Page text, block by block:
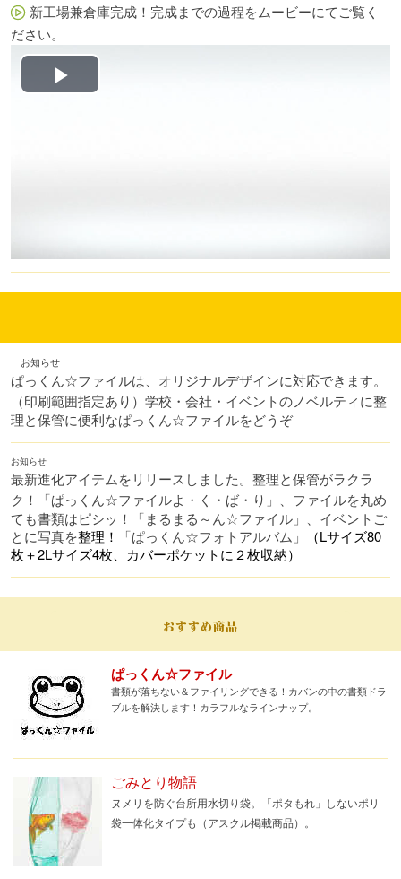
新工場兼倉庫完成！完成までの過程をムービーにてご覧く
ださい。
Play
お知らせ
ぱっくん☆ファイルは、オリジナルデザインに対応できます。
（印刷範囲指定あり） 学校・会社・イベントのノベルティに整
理と保管に便利なぱっくん☆ファイルをどうぞ
お知らせ
最新進化アイテムをリリースしました。整理と保管がラクラ
ク！
「ぱっくん☆ファイルよ・く・ば・り」、ファイルを丸め
ても書類はピシッ！
「まるまる～ん☆ファイル」、イベントご
とに写真を整理！ 「ぱっくん☆フォトアルバム」 （Lサイズ80
枚＋2Lサイズ4枚、カバーポケットに２枚収納）
ぱっくん☆ファイル
書類が落ちない＆ファイリングできる！カバンの中の書類ドラ
ブルを解決します！カラフルなラインナップ。
ごみとり物語
ヌメリを防ぐ台所用水切り袋。「ポタもれ」しないポリ
袋一体化タイプも（アスクル掲載商品）。